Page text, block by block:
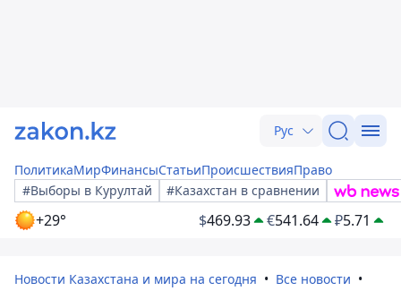
Рус
ПолитикаМирФинансыСтатьиПроисшествияПраво
#Выборы в Курултай
#Казахстан в сравнении
+29° $469.93 €541.64 ₽5.71
Новости Казахстана и мира на сегодня
Все новости